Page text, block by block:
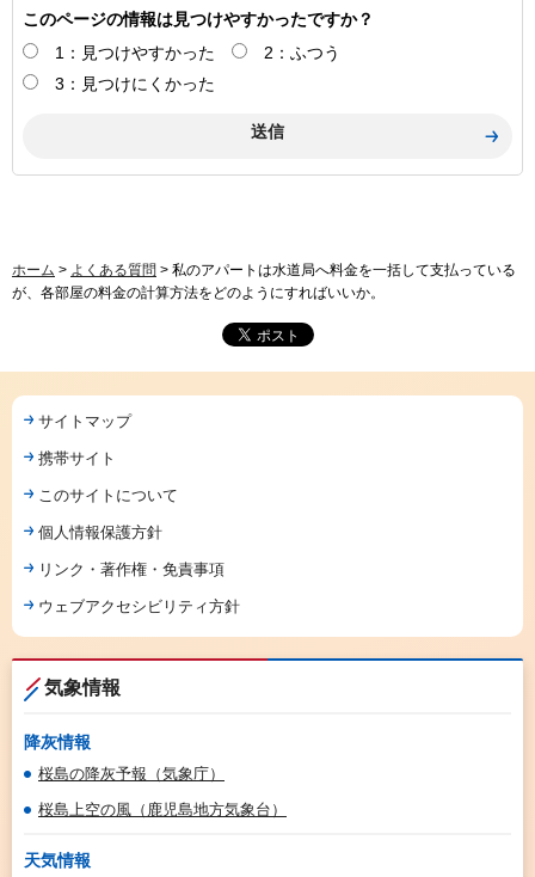
このページの情報は見つけやすかったですか？
1：見つけやすかった
2：ふつう
3：見つけにくかった
ホーム > よくある質問 > 私のアパートは水道局へ料金を一括して支払っている
が、各部屋の料金の計算方法をどのようにすればいいか。
サイトマップ
携帯サイト
このサイトについて
個人情報保護方針
リンク・著作権・免責事項
ウェブアクセシビリティ方針
気象情報
降灰情報
桜島の降灰予報（気象庁）
桜島上空の風（鹿児島地方気象台）
天気情報